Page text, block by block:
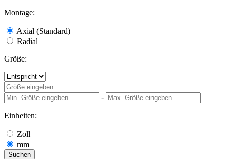
Montage:
Axial (Standard)
Radial
Größe:
-
Einheiten:
Zoll
mm
Suchen